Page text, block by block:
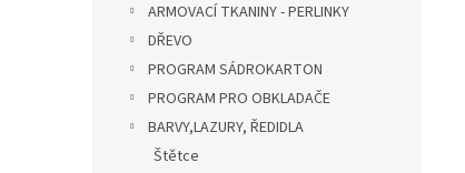
ARMOVACÍ TKANINY - PERLINKY
DŘEVO
PROGRAM SÁDROKARTON
PROGRAM PRO OBKLADAČE
BARVY,LAZURY, ŘEDIDLA
Štětce